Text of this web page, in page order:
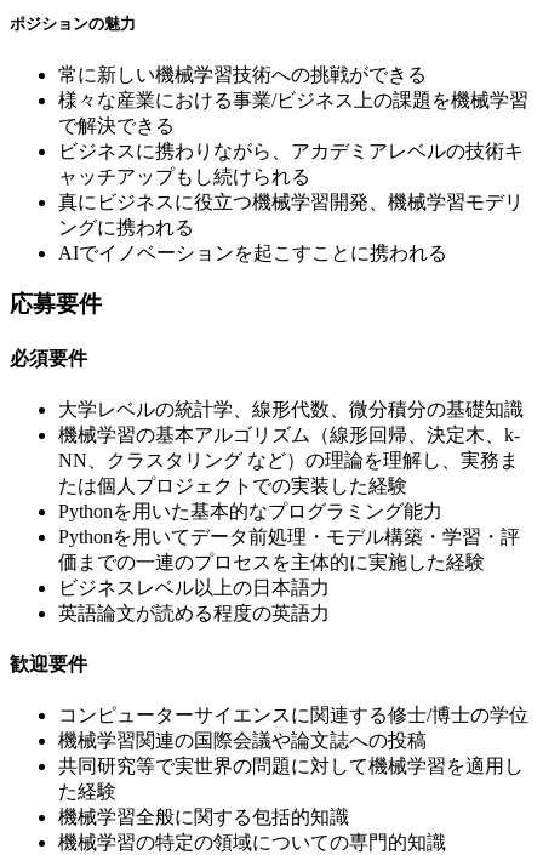
ポジションの魅力
常に新しい機械学習技術への挑戦ができる
様々な産業における事業/ビジネス上の課題を機械学習
で解決できる
ビジネスに携わりながら、アカデミアレベルの技術キ
ャッチアップもし続けられる
真にビジネスに役立つ機械学習開発、機械学習モデリ
ングに携われる
AIでイノベーションを起こすことに携われる
応募要件
必須要件
大学レベルの統計学、線形代数、微分積分の基礎知識
機械学習の基本アルゴリズム（線形回帰、決定木、k-
NN、クラスタリング など）の理論を理解し、実務ま
たは個人プロジェクトでの実装した経験
Pythonを用いた基本的なプログラミング能力
Pythonを用いてデータ前処理・モデル構築・学習・評
価までの一連のプロセスを主体的に実施した経験
ビジネスレベル以上の日本語力
英語論文が読める程度の英語力
歓迎要件
コンピューターサイエンスに関連する修士/博士の学位
機械学習関連の国際会議や論文誌への投稿
共同研究等で実世界の問題に対して機械学習を適用し
た経験
機械学習全般に関する包括的知識
機械学習の特定の領域についての専門的知識